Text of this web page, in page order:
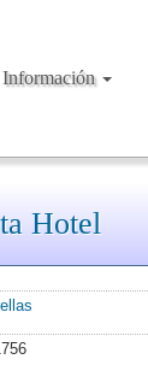
Información
Hotel